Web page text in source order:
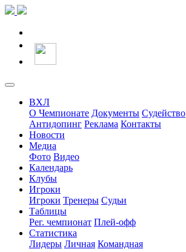
ВХЛ
О Чемпионате Документы Судейство
Антидопинг Реклама Контакты
Новости
Медиа
Фото Видео
Календарь
Клубы
Игроки
Игроки Тренеры Судьи
Таблицы
Рег. чемпионат Плей-офф
Статистика
Лидеры Личная Командная